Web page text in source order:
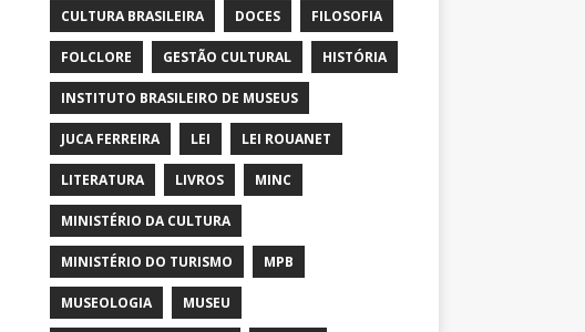
CULTURA BRASILEIRA DOCES FILOSOFIA
FOLCLORE GESTÃO CULTURAL HISTÓRIA
INSTITUTO BRASILEIRO DE MUSEUS
JUCA FERREIRA LEI LEI ROUANET
LITERATURA LIVROS MINC
MINISTÉRIO DA CULTURA
MINISTÉRIO DO TURISMO MPB
MUSEOLOGIA MUSEU